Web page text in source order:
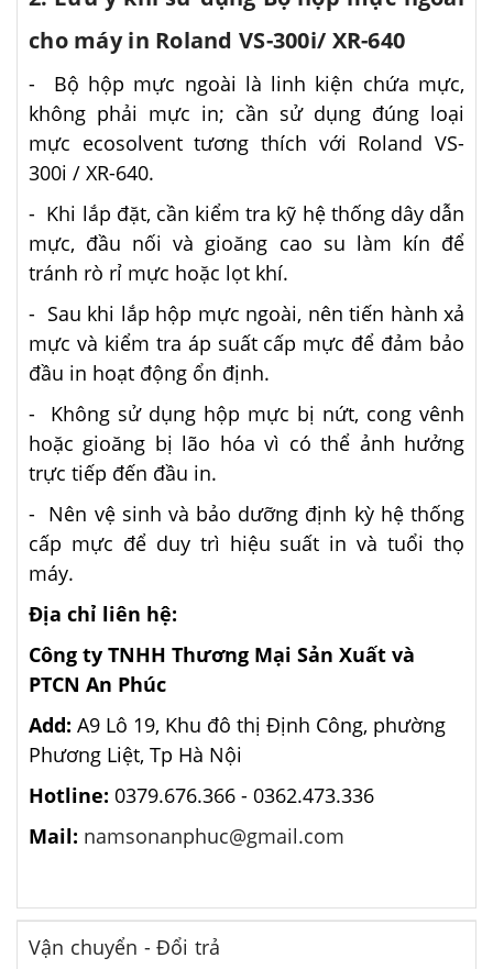
cho máy in Roland VS-300i/ XR-640
- Bộ hộp mực ngoài là linh kiện chứa mực,
không phải mực in; cần sử dụng đúng loại
mực ecosolvent tương thích với Roland VS-
300i / XR-640.
- Khi lắp đặt, cần kiểm tra kỹ hệ thống dây dẫn
mực, đầu nối và gioăng cao su làm kín để
tránh rò rỉ mực hoặc lọt khí.
- Sau khi lắp hộp mực ngoài, nên tiến hành xả
mực và kiểm tra áp suất cấp mực để đảm bảo
đầu in hoạt động ổn định.
- Không sử dụng hộp mực bị nứt, cong vênh
hoặc gioăng bị lão hóa vì có thể ảnh hưởng
trực tiếp đến đầu in.
- Nên vệ sinh và bảo dưỡng định kỳ hệ thống
cấp mực để duy trì hiệu suất in và tuổi thọ
máy.
Địa chỉ liên hệ:
Công ty TNHH Thương Mại Sản Xuất và
PTCN An Phúc
Add: A9 Lô 19, Khu đô thị Định Công, phường
Phương Liệt, Tp Hà Nội
Hotline: 0379.676.366 - 0362.473.336
Mail: namsonanphuc@gmail.com
Vận chuyển - Đổi trả